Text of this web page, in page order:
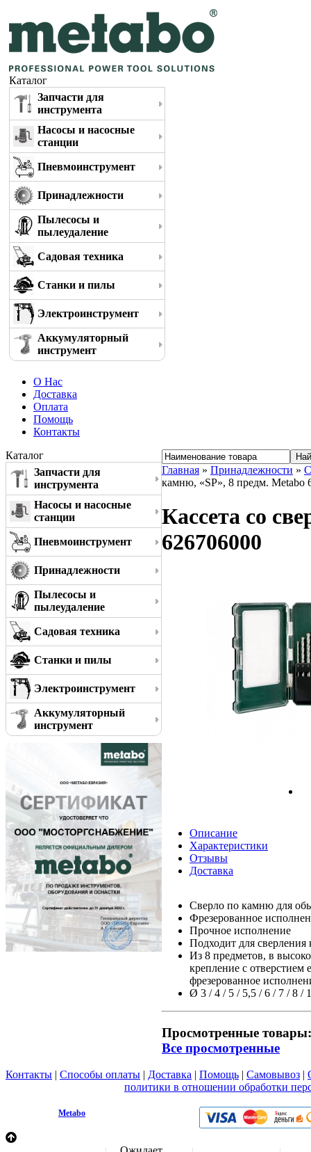
Каталог
Запчасти для
инструмента
Насосы и насосные
станции
Пневмоинструмент
Принадлежности
Пылесосы и
пылеудаление
Садовая техника
Станки и пилы
Электроинструмент
Аккумуляторный
инструмент
О Нас
Доставка
Оплата
Помощь
Контакты
Каталог
Запчасти для
инструмента
Насосы и насосные
станции
Пневмоинструмент
Принадлежности
Пылесосы и
пылеудаление
Садовая техника
Станки и пилы
Электроинструмент
Аккумуляторный
инструмент
Главная » Принадлежности »
камню, «SP», 8 предм. Metabo
Кассета со
626706000
Описание
Характеристики
Отзывы
Доставка
Сверло по камню для
Фрезерованное
Прочное исполнение
Подходит для
Из 8 предметов, в
крепление с отверстием
фрезерованное
Ø 3 / 4 / 5 / 5,5 / 6 / 7 / 8 /
Просмотренные товары:
Все просмотренные
Контакты | Способы оплаты | Доставка | Помощь | Самовывоз |
политики в отношении обработки
Metabo